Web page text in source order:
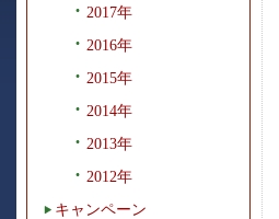
2017年
2016年
2015年
2014年
2013年
2012年
キャンペーン